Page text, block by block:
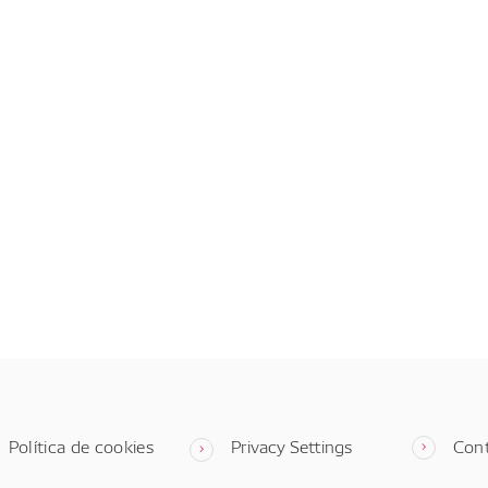
Política de cookies Privacy Settings